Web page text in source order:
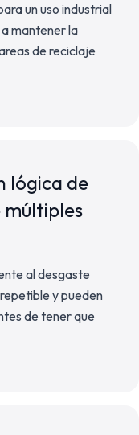
un uso industrial
mantener la
de reciclaje
lógica de
al desgaste
y pueden
de tener que